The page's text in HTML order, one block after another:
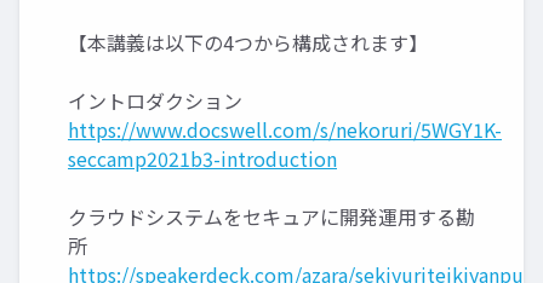
【本講義は以下の4つから構成されます】
イントロダクション
https://www.docswell.com/s/nekoruri/5WGY1K-
seccamp2021b3-introduction
クラウドシステムをセキュアに開発運用する勘
所
https://speakerdeck.com/azara/